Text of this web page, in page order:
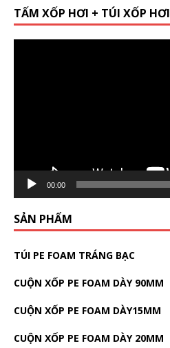
TẤM XỐP HƠI + TÚI XỐP HƠI
00:00
SẢN PHẨM
TÚI PE FOAM TRÁNG BẠC
CUỘN XỐP PE FOAM DÀY 90MM
CUỘN XỐP PE FOAM DÀY15MM
CUỘN XỐP PE FOAM DÀY 20MM